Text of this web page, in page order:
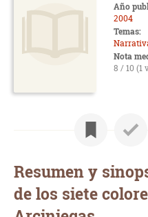
Año
2004
Temas:
Nota
8 / 10 (1
Resumen y
de los siete